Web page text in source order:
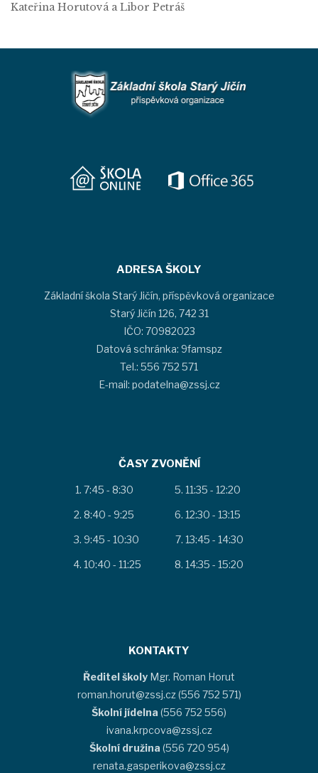
Kateřina Horutová a Libor Petráš
ADRESA ŠKOLY
Základní škola Starý Jičín, příspěvková organizace
Starý Jičín 126, 742 31
IČO: 70982023
Datová schránka: 9famspz
Tel.: 556 752 571
E-mail: podatelna@zssj.cz
ČASY ZVONĚNÍ
7:45 - 8:30
8:40 - 9:25
9:45 - 10:30
10:40 - 11:25
11:35 - 12:20
12:30 - 13:15
13:45 - 14:30
14:35 - 15:20
KONTAKTY
Ředitel školy Mgr. Roman Horut
roman.horut@zssj.cz (556 752 571)
Školní jídelna (556 752 556)
ivana.krpcova@zssj.cz
Školní družina (556 720 954)
renata.gasperikova@zssj.cz